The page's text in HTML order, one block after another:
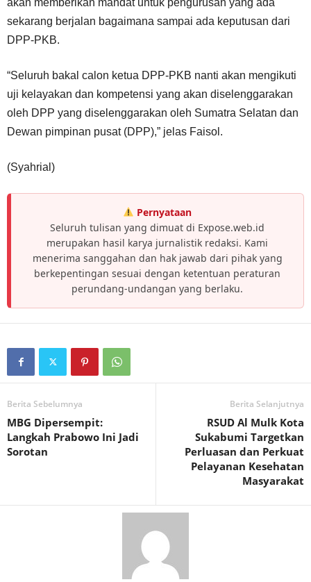
akan memberikan mandat untuk pengurusan yang ada
sekarang berjalan bagaimana sampai ada keputusan dari
DPP-PKB.
“Seluruh bakal calon ketua DPP-PKB nanti akan mengikuti
uji kelayakan dan kompetensi yang akan diselenggarakan
oleh DPP yang diselenggarakan oleh Sumatra Selatan dan
Dewan pimpinan pusat (DPP),” jelas Faisol.
(Syahrial)
Pernyataan
Seluruh tulisan yang dimuat di Expose.web.id
merupakan hasil karya jurnalistik redaksi. Kami
menerima sanggahan dan hak jawab dari pihak yang
berkepentingan sesuai dengan ketentuan peraturan
perundang-undangan yang berlaku.
Berita Sebelumnya
MBG Dipersempit:
Langkah Prabowo Ini Jadi
Sorotan
Berita Selanjutnya
RSUD Al Mulk Kota
Sukabumi Targetkan
Perluasan dan Perkuat
Pelayanan Kesehatan
Masyarakat